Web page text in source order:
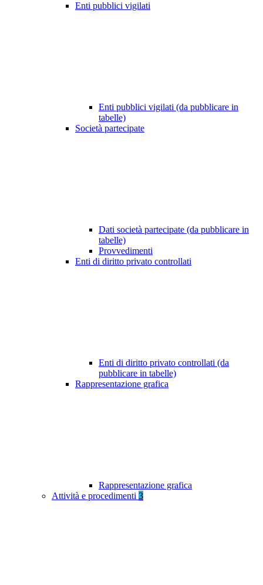
Enti pubblici vigilati
Enti pubblici vigilati (da pubblicare in
tabelle)
Società partecipate
Dati società partecipate (da pubblicare in
tabelle)
Provvedimenti
Enti di diritto privato controllati
Enti di diritto privato controllati (da
pubblicare in tabelle)
Rappresentazione grafica
Rappresentazione grafica
Attività e procedimenti 3